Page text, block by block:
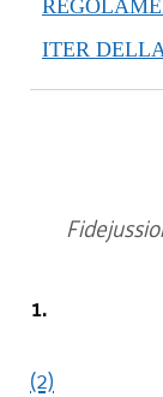
ITER
1.
(2)